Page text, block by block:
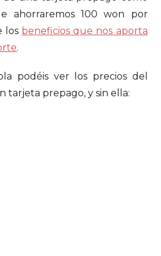
ahorraremos 100 won por
los beneficios que nos aporta
.
podéis ver los precios del
tarjeta prepago, y sin ella: